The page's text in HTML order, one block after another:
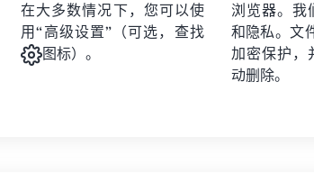
在大多数情况下，您可以使
用“高级设置”（可选，查找
图标）。
浏览器。我
和隐私。文
加密保护，
动删除。